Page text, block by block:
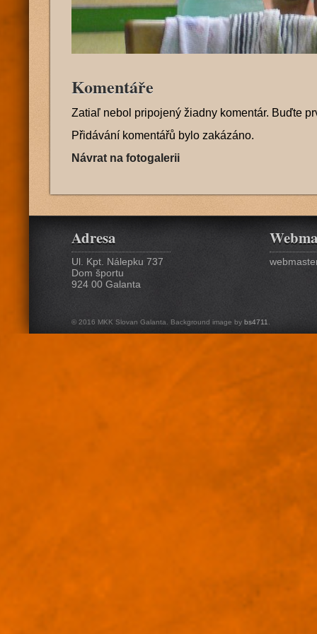
Komentáře
Zatiaľ nebol pripojený žiadny komentár. Buďte
Přidávání komentářů bylo zakázáno.
Návrat na fotogalerii
Adresa
Ul. Kpt. Nálepku 737
Dom športu
924 00 Galanta
© 2016 MKK Slovan Galanta. Background image by bs4711